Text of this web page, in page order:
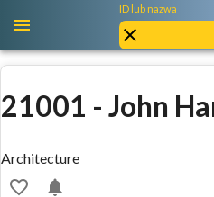
ID lub nazwa
21001 - John
Architecture